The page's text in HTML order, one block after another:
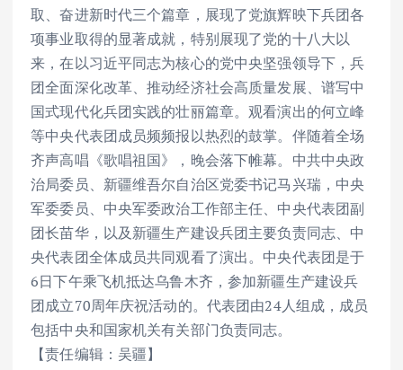
取、奋进新时代三个篇章，展现了党旗辉映下兵团各
项事业取得的显著成就，特别展现了党的十八大以
来，在以习近平同志为核心的党中央坚强领导下，兵
团全面深化改革、推动经济社会高质量发展、谱写中
国式现代化兵团实践的壮丽篇章。观看演出的何立峰
等中央代表团成员频频报以热烈的鼓掌。伴随着全场
齐声高唱《歌唱祖国》，晚会落下帷幕。中共中央政
治局委员、新疆维吾尔自治区党委书记马兴瑞，中央
军委委员、中央军委政治工作部主任、中央代表团副
团长苗华，以及新疆生产建设兵团主要负责同志、中
央代表团全体成员共同观看了演出。中央代表团是于
6日下午乘飞机抵达乌鲁木齐，参加新疆生产建设兵
团成立70周年庆祝活动的。代表团由24人组成，成员
包括中央和国家机关有关部门负责同志。
【责任编辑：吴疆】